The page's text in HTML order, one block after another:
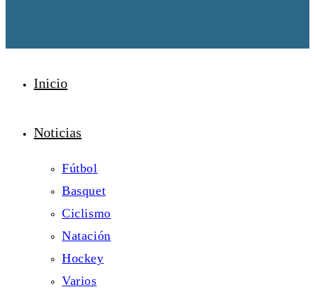
Inicio
Noticias
Fútbol
Basquet
Ciclismo
Natación
Hockey
Varios